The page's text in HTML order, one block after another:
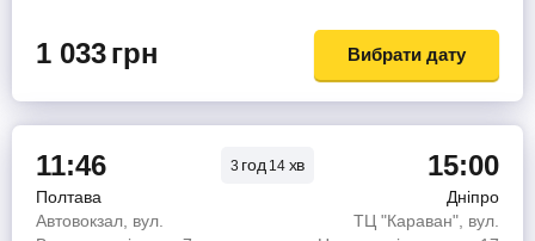
1 033грн Вибрати дату
11:46 3 год14 хв 15:00
Полтава
Дніпро
Автовокзал, вул.
ТЦ "Караван", вул.